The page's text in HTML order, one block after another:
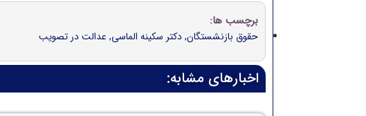
برچسب ها:
حقوق بازنشستگان,دکتر سکینه الماسی, عدالت در تصویب
اخبارهای مشابه: